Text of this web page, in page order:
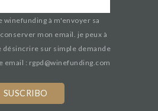
winefunding à m'envoyer sa
mon email. je peux à
désincrire sur simple demande
email : rgpd@winefunding.com